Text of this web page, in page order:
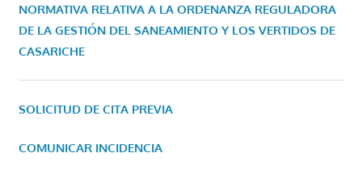
NORMATIVA RELATIVA A LA ORDENANZA REGULADORA
DE LA GESTIÓN DEL SANEAMIENTO Y LOS VERTIDOS DE
CASARICHE
SOLICITUD DE CITA PREVIA
COMUNICAR INCIDENCIA